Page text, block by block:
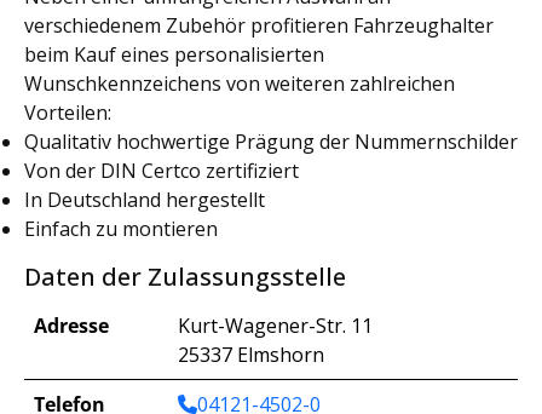
verschiedenem Zubehör profitieren Fahrzeughalter
beim Kauf eines personalisierten
Wunschkennzeichens von weiteren zahlreichen
Vorteilen:
Qualitativ hochwertige Prägung der Nummernschilder
Von der DIN Certco zertifiziert
In Deutschland hergestellt
Einfach zu montieren
Daten der Zulassungsstelle
Adresse
Kurt-Wagener-Str. 11
25337 Elmshorn
Telefon
04121-4502-0